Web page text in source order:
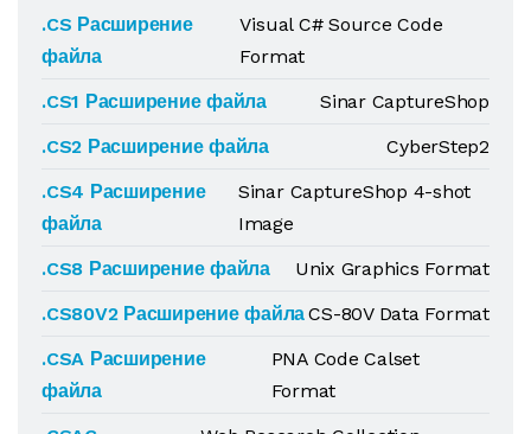
.CS Расширение
файла
Visual C# Source Code
Format
.CS1 Расширение файла
Sinar CaptureShop
.CS2 Расширение файла
CyberStep2
.CS4 Расширение
файла
Sinar CaptureShop 4-shot
Image
.CS8 Расширение файла
Unix Graphics Format
.CS80V2 Расширение файлаCS-80V Data Format
.CSA Расширение
файла
PNA Code Calset
Format